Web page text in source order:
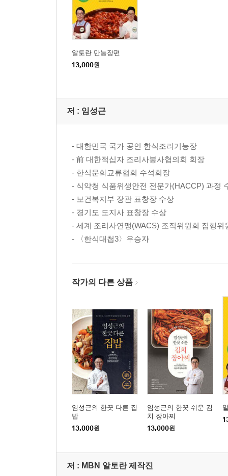
만능 도라지배청|무생채 320P
만능 대추생강청|김치체육볶음 330P
알토란 만능장편
13,000원
저 : 임성근
- 대한민국 국가 공인 한식조리기능장
- 前 대한적십자 조리사봉사협의회 회장
- 한식문화교류협회 수석회장
- 식약청 식품위생안전 전문가(HACCP) 과정
- 보건복지부 장관 표창장 수상
- 경기도 도지사 표창장 수상
- 세계 조리사연맹(WACS) 조직위원회 집행위
- 〈한식대첩3〉우승자
작가의 다른 상품
임성근의 한끗 다른 집
밥
13,000원
임성근의 한끗 쉬운 김
치 장아찌
13,000원
저 : MBN 알토란 제작진